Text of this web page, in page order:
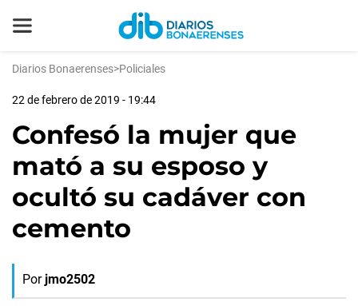
Diarios Bonaerenses>Policiales
22 de febrero de 2019 - 19:44
Confesó la mujer que
mató a su esposo y
ocultó su cadáver con
cemento
Por jmo2502